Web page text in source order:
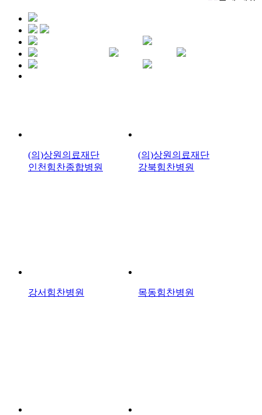
(의)상원의료재단
인천힘찬종합병원
(의)상원의료재단
강북힘찬병원
강서힘찬병원 목동힘찬병원